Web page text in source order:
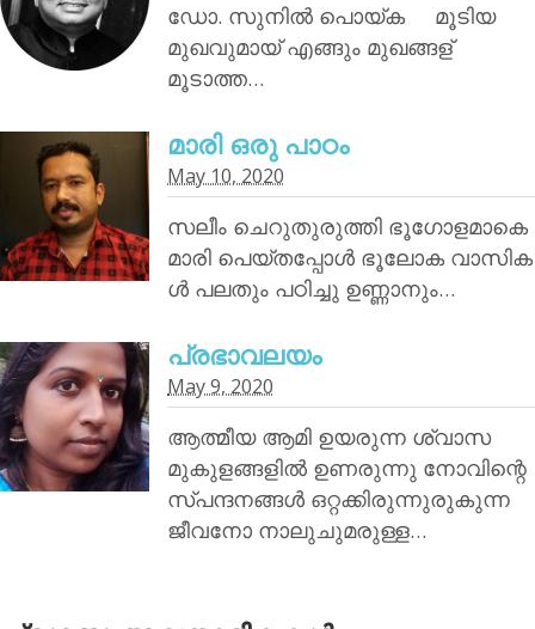
ഡോ. സുനിൽ പൊയ്‌ക മൂടിയ
മുഖവുമായ് എങ്ങും മുഖങ്ങള്
മൂടാത്ത…
മാരി ഒരു പാഠം
May 10, 2020
സലീം ചെറുതുരുത്തി ഭൂഗോളമാകെ
മാരി പെയ്തപ്പോൾ ഭൂലോക വാസിക
ൾ പലതും പഠിച്ചു ഉണ്ണാനും…
പ്രഭാവലയം
May 9, 2020
ആത്മീയ ആമി ഉയരുന്ന ശ്വാസ
മുകുളങ്ങളിൽ ഉണരുന്നു നോവിന്റെ
സ്പന്ദനങ്ങൾ ഒറ്റക്കിരുന്നുരുകുന്ന
ജീവനോ നാലുചുമരുള്ള…